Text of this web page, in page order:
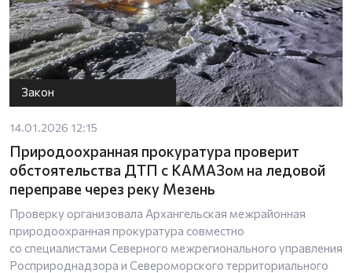
Закон
14.01.2026 12:15
Природоохранная прокуратура проверит
обстоятельства ДТП с КАМАЗом на ледовой
переправе через реку Мезень
Проверку организовала Архангельская межрайонная
природоохранная прокуратура совместно
со специалистами Северного межрегионального управления
Росприроднадзора и Североморского территориального